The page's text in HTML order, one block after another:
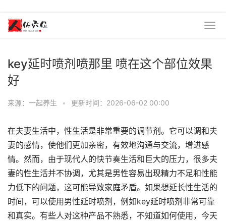
key延时喷剂喷那里 喷在这个部位效果
好
来源：一起养生 • 更新时间：2026-06-02 00:00
在夫妻生活中，性生活是非常重要的调节剂。它可以调和夫
妻的感情，使他们更加亲密，有效地沟通与交流，增进感
情。然而，由于现代人的快节奏生活和巨大的压力，很多夫
妻的性生活并不协调，尤其是男性容易出现精力不足和性能
力低下的问题，这可能导致家庭矛盾。如果想延长性生活的
时间，可以使用男性延时喷剂，例如key延时喷剂非常可靠
和真实。有些人对这种产品不熟悉，不知道如何使用，今天